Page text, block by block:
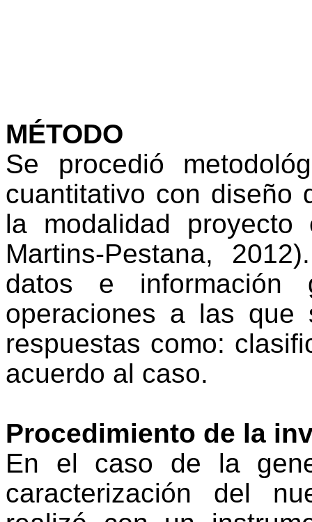
MÉTODO
Se procedió
cuantitativo con diseño
la modalidad proyecto
Martins-Pestana,
datos e información
operaciones a las que
respuestas como:
acuerdo al caso.
Procedimiento de la
En el caso de la
caracterización del